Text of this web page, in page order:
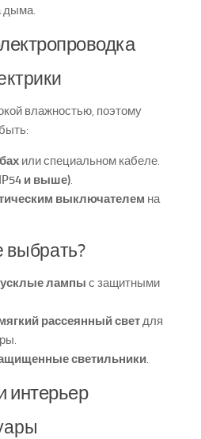
дыма.
влажностью, поэтому
или специальном кабеле.
и выше).
выключателем на
выбрать?
лампы с защитными
рассеянный светдля
светильники.
интерьер